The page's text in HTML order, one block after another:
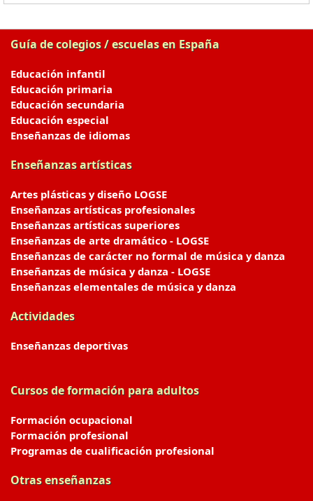
Guía de colegios / escuelas en España
Educación infantil
Educación primaria
Educación secundaria
Educación especial
Enseñanzas de idiomas
Enseñanzas artísticas
Artes plásticas y diseño LOGSE
Enseñanzas artísticas profesionales
Enseñanzas artísticas superiores
Enseñanzas de arte dramático - LOGSE
Enseñanzas de carácter no formal de música y danza
Enseñanzas de música y danza - LOGSE
Enseñanzas elementales de música y danza
Actividades
Enseñanzas deportivas
Cursos de formación para adultos
Formación ocupacional
Formación profesional
Programas de cualificación profesional
Otras enseñanzas